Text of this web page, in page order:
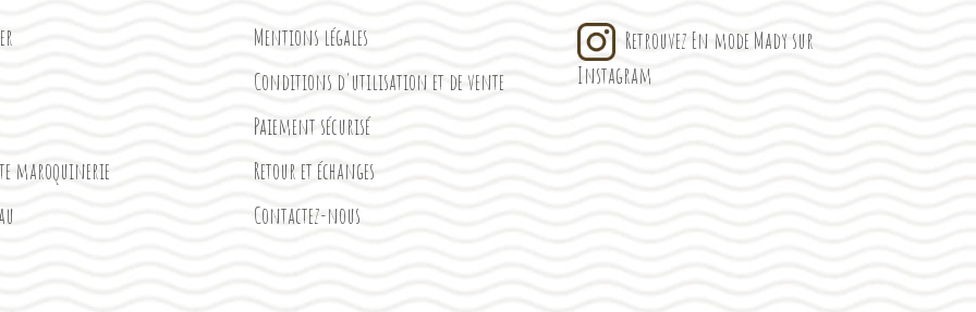
maroquinerie
Mentions légales
Conditions d'utilisation et de vente
Paiement sécurisé
Retour et échanges
Contactez-nous
Retrouvez En mode Mady sur
Instagram